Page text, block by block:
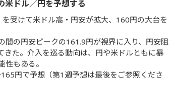
米ドル／円を予想する
受けて米ドル高・円安が拡大、160円の大台を
間の円安ピークの161.9円が視界に入り、円安阻
きた。介入を巡る動向は、円や米ドルともに暴
もある。
円で予想（第1週予想は最後をご参照くださ